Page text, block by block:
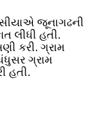
જૂનાગઢની
લીધી હતી.
કરી. ગ્રામ
ગ્રામ
હતી.